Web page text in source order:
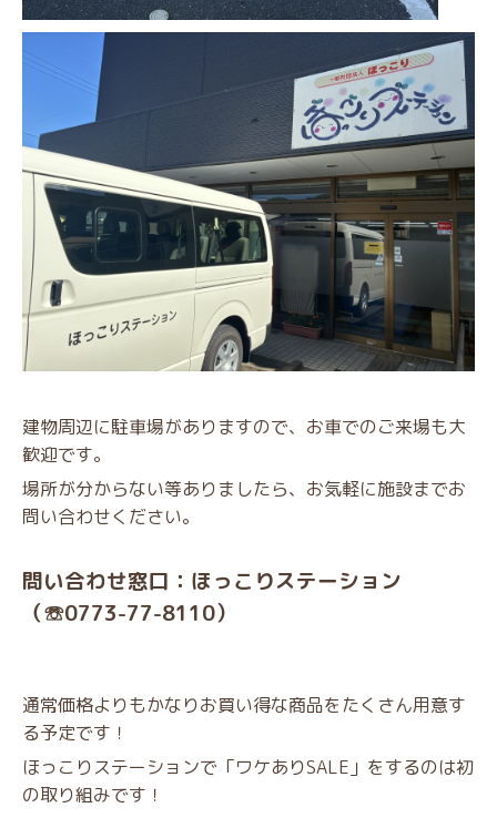
建物周辺に駐車場がありますので、 お車でのご来場も大
歓迎です。
場所が分からない等ありましたら、お気軽に施設までお
問い合わせください。
問い合わせ窓口：ほっこりステーション
（☏0773-77-8110）
通常価格よりもかなりお買い得な商品をたくさん用意す
る予定です！
ほっこりステーションで「ワケありSALE」をするのは初
の取り組みです！